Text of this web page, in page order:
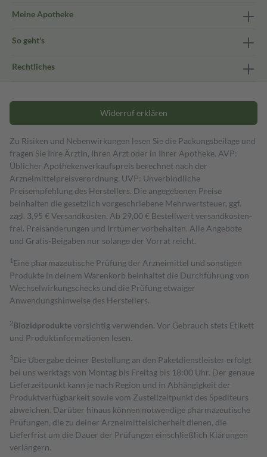
Meine Apotheke
So geht's
Rechtliches
Widerruf erklären
Zu Risiken und Nebenwirkungen lesen Sie die Packungsbeilage und
fragen Sie Ihre Ärztin, Ihren Arzt oder in Ihrer Apotheke. AVP:
Üblicher Apothekenverkaufspreis berechnet nach der
Arzneimittelpreisverordnung. UVP: Unverbindliche
Preisempfehlung des Herstellers. Die angegebenen Preise
beinhalten die gesetzlich vorgeschriebene Mehrwertsteuer, ggf.
zzgl. 3,95 € Versandkosten. Ab 29,00 € Bestell­wert versand­kosten­
frei. Preisänderungen und Irrtümer vorbehalten. Alle Angebote
und Gratis-Beigaben nur solange der Vorrat reicht.
1 Eine pharmazeutische Prüfung der Arzneimittel und sonstigen
Produkte in deinem Warenkorb beinhaltet die Durchführung von
Wechselwirkungschecks und die Prüfung etwaiger
Anwendungshinweise des Herstellers.
2Biozidproduktevorsichtig verwenden. Vor Gebrauch stets Etikett
und Produktinformationen lesen.
3Die Übergabe deiner Bestellung an den Paketdienstleister erfolgt
bei uns werktags von Montag bis Freitag bis 18:00 Uhr. Der genaue
Lieferzeitpunkt kann je nach Region und in Abhängigkeit der
Produktverfügbarkeit sowie vom Zustellzeitpunkt des Spediteurs
abweichen. Darüber hinaus können notwendige pharmazeutische
Prüfungen, die zu deiner Arzneimittelsicherheit dienen, die
Lieferfrist um die Dauer der Prüfungen einschließlich Klärungen
verlängern.